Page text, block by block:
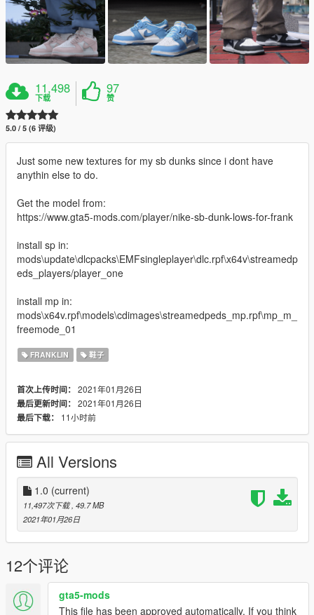
11,498
下载
97
赞
5.0 / 5 (6 评级)
Just some new textures for my sb dunks since i dont have
anythin else to do.
Get the model from:
https://www.gta5-mods.com/player/nike-sb-dunk-lows-for-frank
install sp in:
mods\update\dlcpacks\EMFsingleplayer\dlc.rpf\x64v\streamedp
eds_players/player_one
install mp in:
mods\x64v.rpf\models\cdimages\streamedpeds_mp.rpf\mp_m_
freemode_01
FRANKLIN 鞋子
首次上传时间： 2021年01月26日
最后更新时间： 2021年01月26日
最后下载：
11小时前
All Versions
1.0 (current)
11,497次下载 , 49.7 MB
2021年01月26日
12个评论
gta5-mods
This file has been approved automatically. If you think